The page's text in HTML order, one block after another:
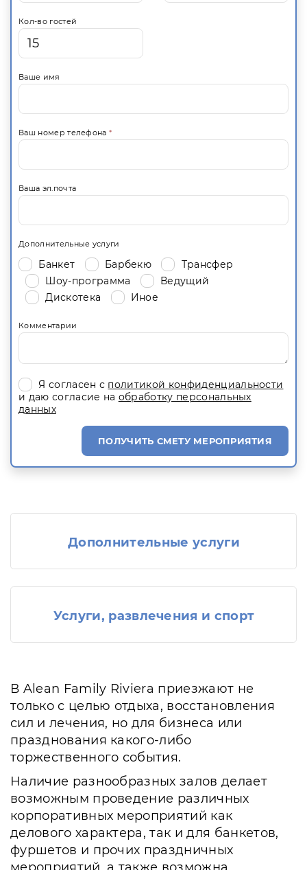
Кол-во гостей
Ваше имя
Ваш номер телефона*
Ваша эл.почта
Дополнительные услуги
Банкет Барбекю
Трансфер
Шоу-программа
Ведущий
Дискотека
Иное
Комментарии
Я согласен с политикой конфиденциальности
и даю согласие на обработку персональных
данных
ПОЛУЧИТЬ СМЕТУ МЕРОПРИЯТИЯ
Дополнительные услуги
Услуги, развлечения и спорт
В Alean Family Riviera приезжают не
только с целью отдыха, восстановления
сил и лечения, но для бизнеса или
празднования какого-либо
торжественного события.
Наличие разнообразных залов делает
возможным проведение различных
корпоративных мероприятий как
делового характера, так и для банкетов,
фуршетов и прочих праздничных